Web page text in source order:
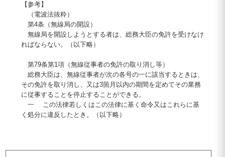
【参考】
（電波法抜粋）
第4条（無線局の開設）
無線局を開設しようとする者は、総務大臣の免許を受けなけ
ればならない。（以下略）
第79条第1項（無線従事者の免許の取り消し等）
総務大臣は、無線従事者が次の各号の一に該当するときは、
その免許を取り消し、又は3箇月以内の期間を定めてその業務
に従事することを停止することができる。
一 この法律若しくはこの法律に基く命令又はこれらに基
く処分に違反したとき。（以下略）